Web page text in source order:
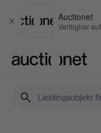
Schließen
Auctionet
Verfügbar